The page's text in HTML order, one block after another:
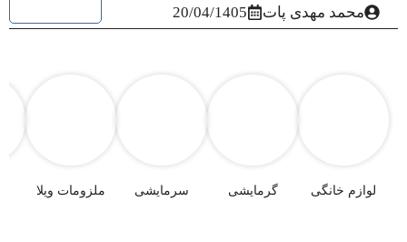
20/04/1405 محمد مهدی پات
لوازم خانگی گرمایشی سرمایشی ملزومات ویلا